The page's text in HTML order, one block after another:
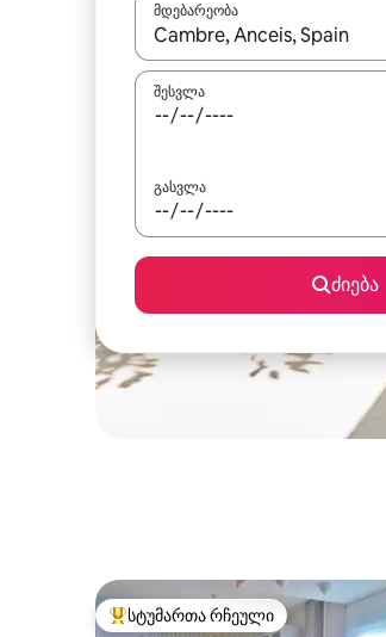
მდებარეობა
როცა შედეგები
შესვლა
გასვლა
ძიება
სტუმართა რჩეული მოწინავე
სტუმართა რჩეული